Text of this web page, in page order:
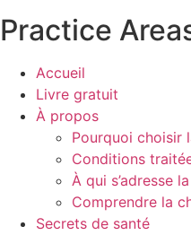
Practice
Accueil
Livre gratuit
À propos
Pourquoi choisir
Conditions
À qui s’adresse
Comprendre la
Secrets de santé